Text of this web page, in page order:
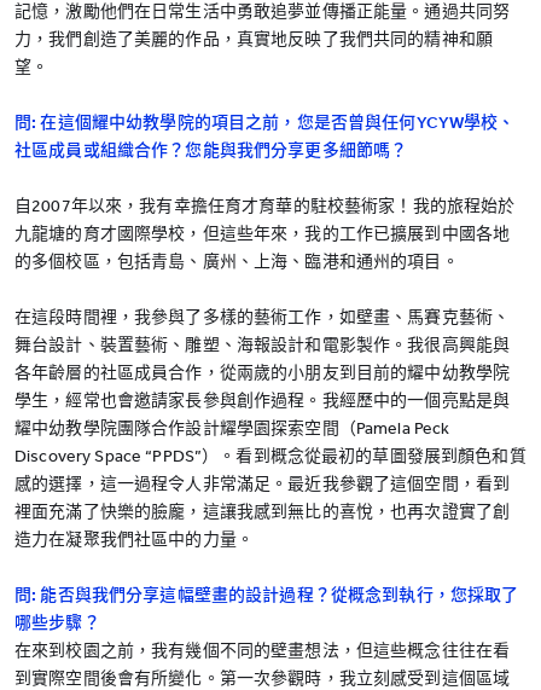
記憶，激勵他們在日常生活中勇敢追夢並傳播正能量。通過共同努
力，我們創造了美麗的作品，真實地反映了我們共同的精神和願
望。
問: 在這個耀中幼教學院的項目之前，您是否曾與任何YCYW學校、
社區成員或組織合作？您能與我們分享更多細節嗎？
自2007年以來，我有幸擔任育才育華的駐校藝術家！我的旅程始於
九龍塘的育才國際學校，但這些年來，我的工作已擴展到中國各地
的多個校區，包括青島、廣州、上海、臨港和通州的項目。
在這段時間裡，我參與了多樣的藝術工作，如壁畫、馬賽克藝術、
舞台設計、裝置藝術、雕塑、海報設計和電影製作。我很高興能與
各年齡層的社區成員合作，從兩歲的小朋友到目前的耀中幼教學院
學生，經常也會邀請家長參與創作過程。我經歷中的一個亮點是與
耀中幼教學院團隊合作設計耀學園探索空間（Pamela Peck
Discovery Space “PPDS”）。看到概念從最初的草圖發展到顏色和質
感的選擇，這一過程令人非常滿足。最近我參觀了這個空間，看到
裡面充滿了快樂的臉龐，這讓我感到無比的喜悅，也再次證實了創
造力在凝聚我們社區中的力量。
問: 能否與我們分享這幅壁畫的設計過程？從概念到執行，您採取了
哪些步驟？
在來到校園之前，我有幾個不同的壁畫想法，但這些概念往往在看
到實際空間後會有所變化。第一次參觀時，我立刻感受到這個區域